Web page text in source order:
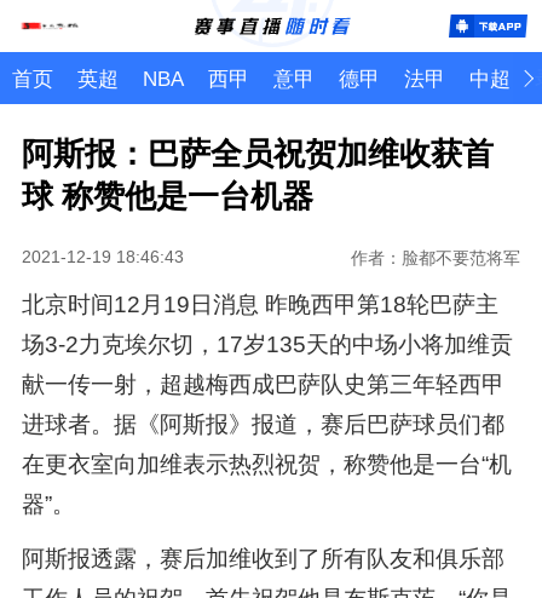
首页 英超 NBA 西甲 意甲 德甲 法甲 中超
阿斯报：巴萨全员祝贺加维收获首
球 称赞他是一台机器
2021-12-19 18:46:43 作者：脸都不要范将军
北京时间12月19日消息 昨晚西甲第18轮巴萨主
场3-2力克埃尔切，17岁135天的中场小将加维贡
献一传一射，超越梅西成巴萨队史第三年轻西甲
进球者。据《阿斯报》报道，赛后巴萨球员们都
在更衣室向加维表示热烈祝贺，称赞他是一台“机
器”。
阿斯报透露，赛后加维收到了所有队友和俱乐部